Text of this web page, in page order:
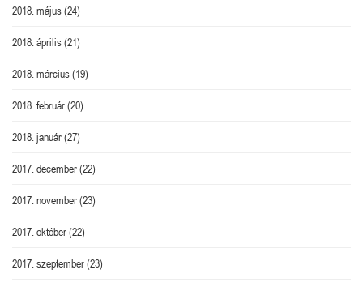
2018. május(24)
2018. április(21)
2018. március(19)
2018. február(20)
2018. január(27)
2017. december(22)
2017. november(23)
2017. október(22)
2017. szeptember(23)